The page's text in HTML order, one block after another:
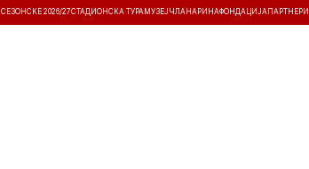
СЕЗОНСКЕ 2026/27СТАДИОНСКА ТУРА МУЗЕЈ ЧЛАНАРИНАФОНДАЦИЈА ПАРТНЕРИ